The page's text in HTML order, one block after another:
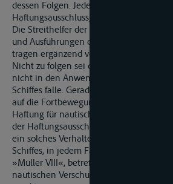
dessen Folgen. Jedenfalls greife der
Haftungsausschlussgrund gemäß Art. 18
Die Streithelfer der Beklagten schließen
und Ausführungen der von ihnen
tragen ergänzend vor:
Nicht zu folgen sei der Auffassung, dass
nicht in den Anwendungsbereich der
Schiffes falle. Gerade das Ablegen,
auf die Fortbewegung des Schiffes
Haftung für nautisches Verschulden
der Haftungsausschluss sämtliche
ein solches Verhalten eingetreten seien.
Schiffes, in jedem Fall die
»Müller VIII«, betreffe somit den
nautischen Verschuldens. Das